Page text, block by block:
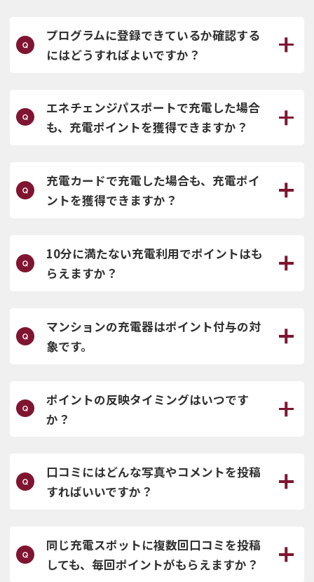
プログラムに登録できているか確認する
にはどうすればよいですか？
エネチェンジパスポートで充電した場合
も、充電ポイントを獲得できますか？
充電カードで充電した場合も、充電ポイ
ントを獲得できますか？
10分に満たない充電利用でポイントはも
らえますか？
マンションの充電器はポイント付与の対
象です。
ポイントの反映タイミングはいつです
か？
口コミにはどんな写真やコメントを投稿
すればいいですか？
同じ充電スポットに複数回口コミを投稿
しても、毎回ポイントがもらえますか？